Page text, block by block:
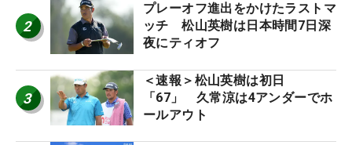
2
プレーオフ進出をかけたラストマ
ッチ 松山英樹は日本時間7日深
夜にティオフ
3
＜速報＞松山英樹は初日
「67」 久常涼は4アンダーでホ
ールアウト